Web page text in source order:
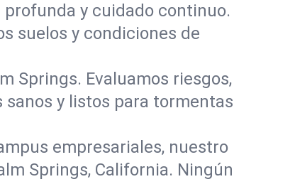
y cuidado continuo.
suelos y condiciones de
Springs. Evaluamos riesgos,
y listos para tormentas
empresariales, nuestro
Springs, California. Ningún